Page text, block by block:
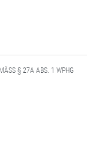
§ 27A ABS. 1 WPHG